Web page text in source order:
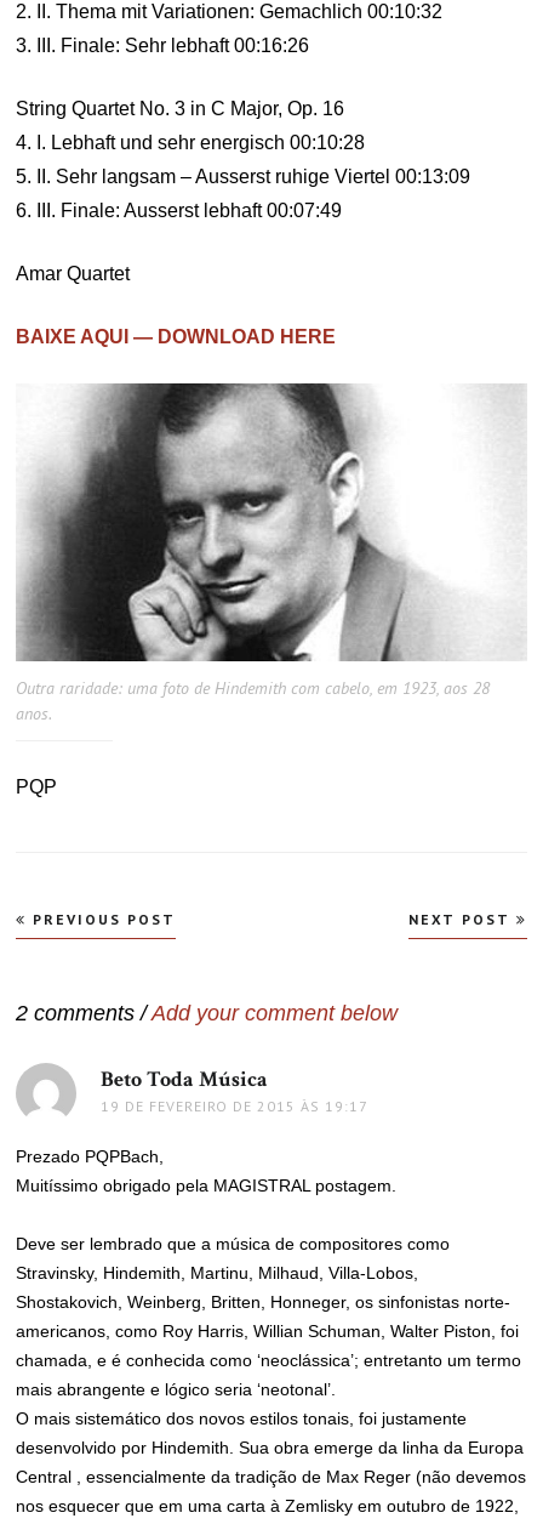
2. II. Thema mit Variationen: Gemachlich 00:10:32
3. III. Finale: Sehr lebhaft 00:16:26
String Quartet No. 3 in C Major, Op. 16
4. I. Lebhaft und sehr energisch 00:10:28
5. II. Sehr langsam – Ausserst ruhige Viertel 00:13:09
6. III. Finale: Ausserst lebhaft 00:07:49
Amar Quartet
BAIXE AQUI — DOWNLOAD HERE
Outra raridade: uma foto de Hindemith com cabelo, em 1923, aos 28
anos.
PQP
Navegação
de
PREVIOUS POST NEXT POST
2 comments /Add your comment below
Beto Toda Música
19 DE FEVEREIRO DE 2015 ÀS 19:17
Prezado PQPBach,
Muitíssimo obrigado pela MAGISTRAL postagem.
Deve ser lembrado que a música de compositores como
Stravinsky, Hindemith, Martinu, Milhaud, Villa-Lobos,
Shostakovich, Weinberg, Britten, Honneger, os sinfonistas norte-
americanos, como Roy Harris, Willian Schuman, Walter Piston, foi
chamada, e é conhecida como ‘neoclássica’; entretanto um termo
mais abrangente e lógico seria ‘neotonal’.
O mais sistemático dos novos estilos tonais, foi justamente
desenvolvido por Hindemith. Sua obra emerge da linha da Europa
Central , essencialmente da tradição de Max Reger (não devemos
nos esquecer que em uma carta à Zemlisky em outubro de 1922,